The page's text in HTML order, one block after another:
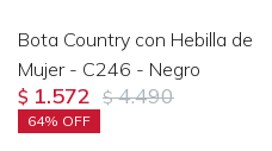
Bota Country con Hebilla de
Mujer - C246 - Negro
$ 1.572 $ 4.490
64